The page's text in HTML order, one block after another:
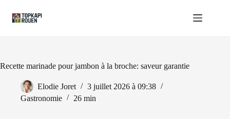
contenu
Recette marinade pour jambon à la broche: saveur garantie
Elodie Joret
3 juillet 2026 à 09:38
Gastronomie
26 min